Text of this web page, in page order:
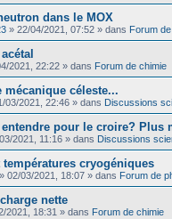
dans le MOX
» 22/04/2021, 07:52 » dans Forum
2021, 22:22 » dans Forum de chimie
mécanique céleste...
03/2021, 22:46 » dans Discussions
pour le croire? Plus
2021, 11:16 » dans Discussions
cryogéniques
» 02/03/2021, 18:07 » dans Forum de
nette
2021, 18:31 » dans Forum de chimie